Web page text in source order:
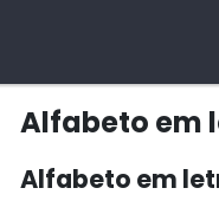
Alfabeto em
Alfabeto em